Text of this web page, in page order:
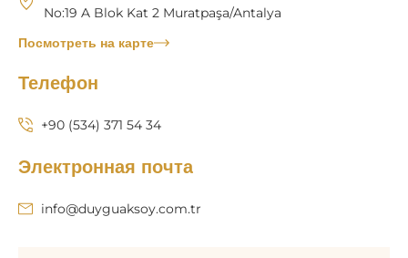
No:19 A Blok Kat 2 Muratpaşa/Antalya
Посмотреть на карте
Телефон
+90 (534) 371 54 34
Электронная почта
info@duyguaksoy.com.tr